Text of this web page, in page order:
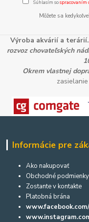
Súhlasím sospracovaním
Môžete sa
Výroba akvárií a
rozvoz chovateľských
Okrem vlastnej
Informácie pre
Ako nakupovať
Obchodné podmienky
Zostante v kontakte
Platobná brána